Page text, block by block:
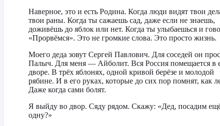
Наверное, это и есть Родина. Когда люди видят твои
твои раны. Когда ты сажаешь сад, даже если не знаешь,
доживёшь до яблок или нет. Когда ты улыбаешься и
«Прорвёмся». Это не громкие слова. Это просто жизнь.
Моего деда зовут Сергей Павлович. Для соседей он
Палыч. Для меня — Айболит. Вся Россия помещается в
дворе. В трёх яблонях, одной кривой берёзе и молодой
рябине. И в его руках, которые до сих пор помнят, как
Даже когда сами болят.
Я выйду во двор. Сяду рядом. Скажу: «Дед, посадим
одну?»